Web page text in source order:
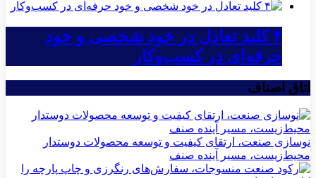
۴ کلید تعادل در خود شخصی و خود
حرفه‌ای در کسب‌وکار
اتاق اصناف
نوسازی صنعت، ارتقای کیفیت و توسعه محصولات دوستدار
محیط‌زیست، مسیر آینده صنف